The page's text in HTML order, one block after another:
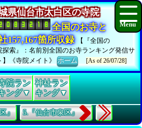
県仙台市太白区の寺院
全国のお寺と
157,167箇所収録
【『全国の
探索』：名前別全国のお寺ランキング発信サ
】《寺院メイト》ホーム [As of 26/07/28]
院ラン
ング▼
神社ラン
キング▼
』 5.『仙台市泉区』